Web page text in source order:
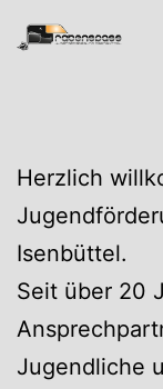
Zum
Inhalt
Herzlich
Isenbüttel.
Seit über 20
Jugendliche